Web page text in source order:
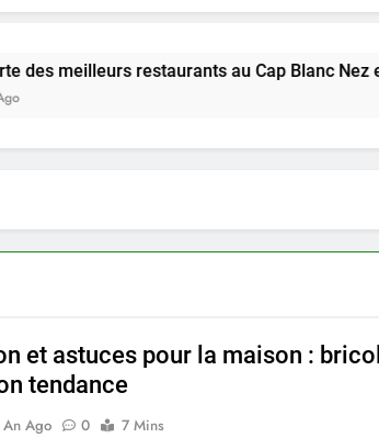
restaurants au Cap Blanc Nez en 2025
et astuces pour la maison :
tendance
An Ago 0
7 Mins